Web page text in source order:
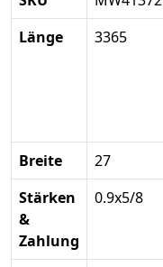
Länge
3365
Breite
27
Stärken
&
Zahlung
0.9x5/8